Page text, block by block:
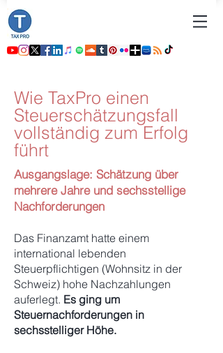
Wie TaxPro einen
Steuerschätzungsfall
vollständig zum Erfolg
führt
Ausgangslage: Schätzung über
mehrere Jahre und sechsstellige
Nachforderungen
Das Finanzamt hatte einem
international lebenden
Steuerpflichtigen (Wohnsitz in der
Schweiz) hohe Nachzahlungen
auferlegt. Es ging um
Steuernachforderungen in
sechsstelliger Höhe.